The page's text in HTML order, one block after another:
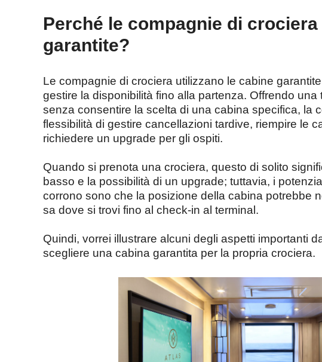
Perché le compagnie di
garantite?
Le compagnie di crociera utilizzano le cabine
gestire la disponibilità fino alla partenza. Offrendo una
senza consentire la scelta di una cabina specifica, la
flessibilità di gestire cancellazioni tardive, riempire le
richiedere un upgrade per gli ospiti.
Quando si prenota una crociera, questo di solito
basso e la possibilità di un upgrade; tuttavia, i
corrono sono che la posizione della cabina potrebbe
sa dove si trovi fino al check-in al terminal.
Quindi, vorrei illustrare alcuni degli aspetti importanti
scegliere una cabina garantita per la propria crociera.